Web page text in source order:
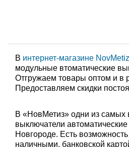
В интернет-магазине
модульные втоматические
Отгружаем товары оптом и в
Предоставляем скидки
В «НовМетиз» одни из самых
выключатели
Новгороде. Есть возможность
наличными, банковской